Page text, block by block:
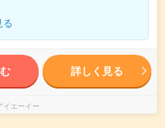
る
詳しく見る
イエーイー